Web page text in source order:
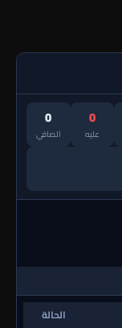
0
عليه
0
الصافي
الحالة